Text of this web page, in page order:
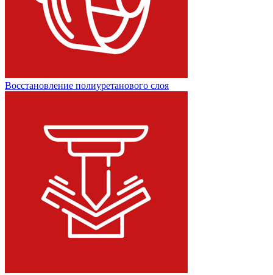
Восстановление полиуретанового слоя